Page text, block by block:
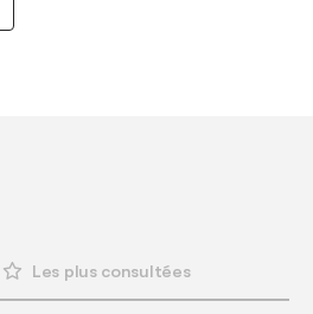
Les plus consultées